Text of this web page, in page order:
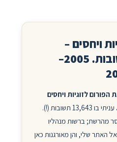
ויחסים –
תשובות. 2005–
את הפורום לזוגיות ויחסים
עניתי בו 13,643 תשובות (!).
הוסר מהרשת; ברשות מנהליו
האתר שלי, והן מאורגנות כאן